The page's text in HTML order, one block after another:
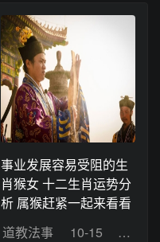
事业发展容易受阻的生
肖猴女 十二生肖运势分
析 属猴赶紧一起来看看
道教法事
10-15 浏览